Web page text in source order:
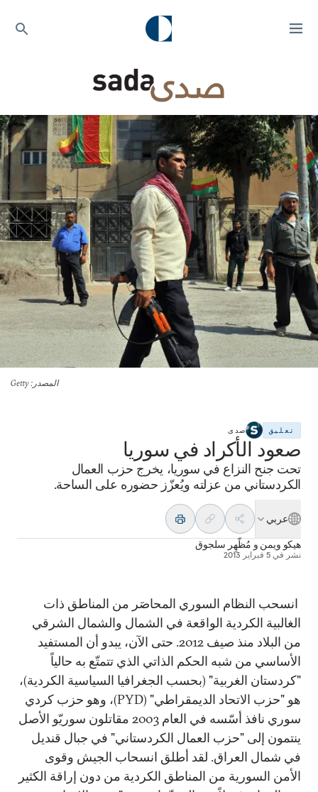
المصدر : Getty
تعليق صدى
صعود الأكراد في سوريا
تحت جنح النزاع في سوريا، يخرج حزب العمال
الكردستاني من عزلته ويُعزّز حضوره على الساحة.
عربي
هيكو ويمن و مُظّهِر سلجوق
نشر في 5 فبراير 2013
انسحب النظام السوري المحاصَر من المناطق ذات
الغالبية الكردية الواقعة في الشمال والشمال الشرقي
من البلاد منذ صيف 2012. حتى الآن، يبدو أن المستفيد
الأساسي من شبه الحكم الذاتي الذي تتمتّع به حالياً
"كردستان الغربية" (بحسب الجغرافيا السياسية الكردية)،
هو "حزب الاتحاد الديمقراطي" (PYD)، وهو حزب كردي
سوري نافذ أسّسه في العام 2003 مقاتلون سوريّو الأصل
ينتمون إلى "حزب العمال الكردستاني" في جبال قنديل
في شمال العراق. لقد أطلق انسحاب الجيش وقوى
الأمن السورية من المناطق الكردية من دون إراقة الكثير